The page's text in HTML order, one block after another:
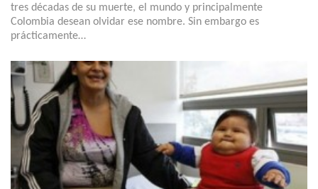
tres décadas de su muerte, el mundo y principalmente
Colombia desean olvidar ese nombre. Sin embargo es
prácticamente…